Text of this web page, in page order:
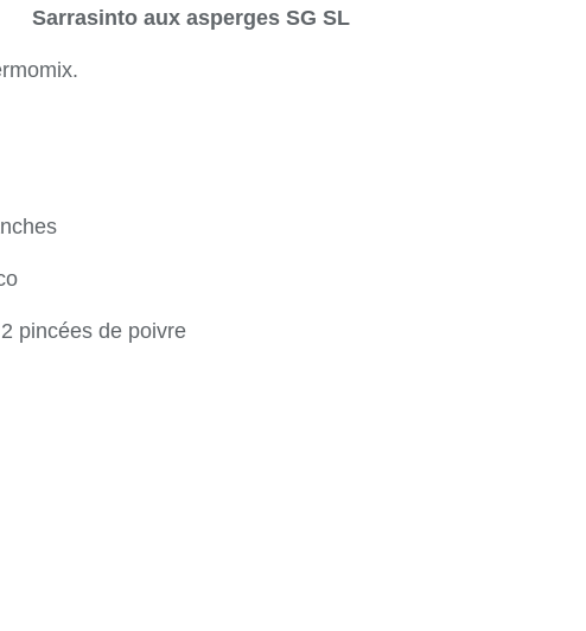
Sarrasinto aux asperges SG SL
pincées de poivre